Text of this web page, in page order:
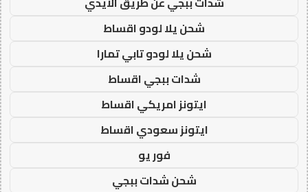
شحن يلا لودو اقساط
شحن يلا لودو تابي تمارا
شدات ببجي اقساط
ايتونز امريكي اقساط
ايتونز سعودي اقساط
فور يو
شحن شدات ببجي